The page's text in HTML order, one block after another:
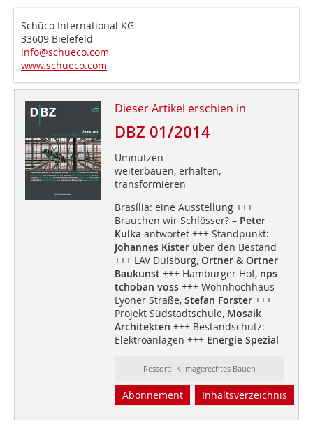
Schüco International KG
33609 Bielefeld
info@schueco.com
www.schueco.com
Dieser Artikel erschien in
DBZ 01/2014
Umnutzen
weiterbauen, erhalten,
transformieren
Brasília: eine Ausstellung +++
Brauchen wir Schlösser? – Peter
Kulka antwortet +++ Standpunkt:
Johannes Kisterüber den Bestand
+++ LAV Duisburg, Ortner & Ortner
Baukunst +++ Hamburger Hof, nps
tchoban voss+++ Wohnhochhaus
Lyoner Straße, Stefan Forster+++
Projekt Südstadtschule, Mosaik
Architekten +++ Bestandschutz:
Elektroanlagen +++ Energie Spezial
Ressort: Klimagerechtes Bauen
Abonnement Inhaltsverzeichnis